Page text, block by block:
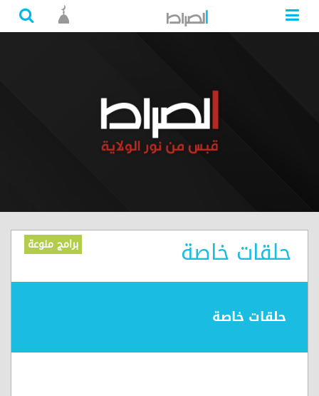
حلقات خاصة برامج منوعة
حلقات خاصة